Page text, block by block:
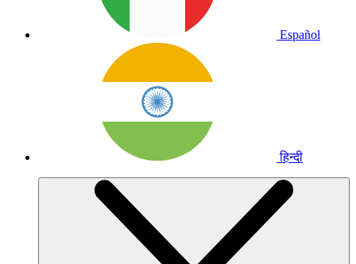
Español
हिन्दी